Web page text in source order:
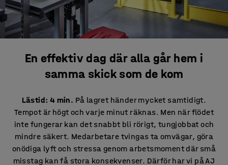
En effektiv dag där alla går hem i
samma skick som de kom
Lästid: 4 min. På lagret händer mycket samtidigt.
Tempot är högt och varje minut räknas. Men när flödet
inte fungerar kan det snabbt bli rörigt, tungjobbat och
mindre säkert. Medarbetare tvingas ta omvägar, göra
onödiga lyft och stressa genom arbetsmoment där små
misstag kan få stora konsekvenser. Därför har vi på AJ